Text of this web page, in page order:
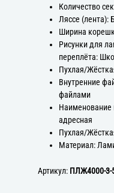
Количество
Ляссе (лента):
Ширина
Рисунки для
переплёта:
Пухлая/
Внутренние
файлами
Наименование
адресная
Пухлая/
Материал:
Артикул: ПЛЖ4000-3-